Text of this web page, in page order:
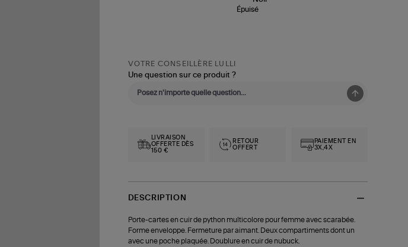
Épuisé
VOTRE CONSEILLÈRE LULLI
Une question sur ce produit ?
LIVRAISON
OFFERTE DÈS
150 €
RETOUR
OFFERT
PAIEMENT EN
3X,4X
DESCRIPTION
Porte-cartes en cuir de python multicolore pour femme avec scarabée.
Forme enveloppe. Fermeture par aimant. Deux compartiments dont un
avec une poche plaquée. Doublure en cuir de nubuck.